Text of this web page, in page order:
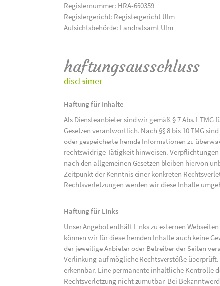
Registernummer: HRA-660359
Registergericht: Registergericht Ulm
Aufsichtsbehörde: Landratsamt Ulm
haftungsausschluss
disclaimer
Haftung für Inhalte
Als Diensteanbieter sind wir gemäß § 7 Abs.1
Gesetzen verantwortlich. Nach §§ 8 bis 10 TMG
oder gespeicherte fremde Informationen zu
rechtswidrige Tätigkeit hinweisen.
nach den allgemeinen Gesetzen bleiben hiervon
Zeitpunkt der Kenntnis einer konkreten
Rechtsverletzungen werden wir diese Inhalte
Haftung für Links
Unser Angebot enthält Links zu externen
können wir für diese fremden Inhalte auch keine
der jeweilige Anbieter oder Betreiber der Seiten
Verlinkung auf mögliche Rechtsverstöße
erkennbar. Eine permanente inhaltliche Kontrolle
Rechtsverletzung nicht zumutbar. Bei